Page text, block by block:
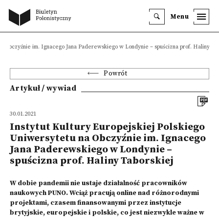
Menu
im. Ignacego Jana Paderewskiego w Londynie – spuścizna prof. Haliny
Powrót
Artykuł / wywiad
30.01.2021
Instytut Kultury Europejskiej Polskiego
Uniwersytetu na Obczyźnie im. Ignacego
Jana Paderewskiego w Londynie –
spuścizna prof. Haliny Taborskiej
W dobie pandemii nie ustaje działalność pracowników
naukowych PUNO. Wciąż pracują online nad różnorodnymi
projektami, czasem finansowanymi przez instytucje
brytyjskie, europejskie i polskie, co jest niezwykle ważne w